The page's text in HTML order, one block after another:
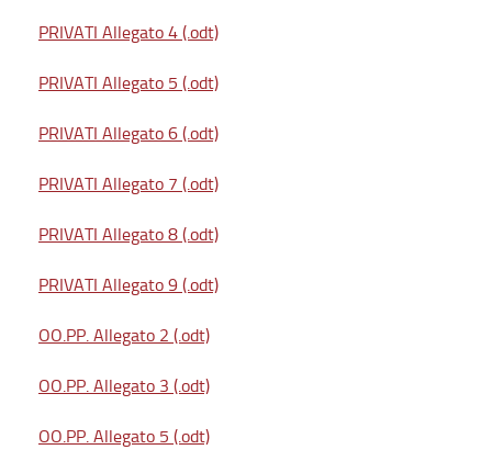
PRIVATI Allegato 4 (.odt)
PRIVATI Allegato 5 (.odt)
PRIVATI Allegato 6 (.odt)
PRIVATI Allegato 7 (.odt)
PRIVATI Allegato 8 (.odt)
PRIVATI Allegato 9 (.odt)
OO.PP. Allegato 2 (.odt)
OO.PP. Allegato 3 (.odt)
OO.PP. Allegato 5 (.odt)